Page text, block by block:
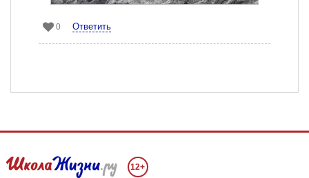
0 Ответить
12+